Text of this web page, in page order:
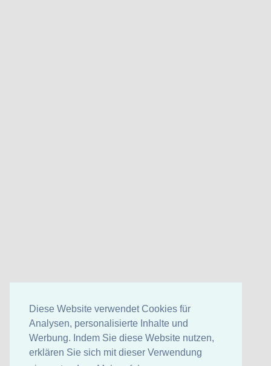
Diese Website verwendet Cookies für
Analysen, personalisierte Inhalte und
Werbung. Indem Sie diese Website nutzen,
erklären Sie sich mit dieser Verwendung